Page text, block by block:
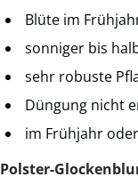
Blüte im
sonniger bis
sehr robuste
Düngung nicht
im Frühjahr
Polster-